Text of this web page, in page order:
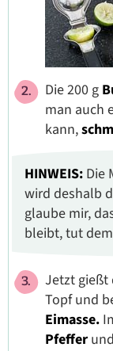
Die 200 g
man auch
kann,
HINWEIS: Die
wird deshalb
glaube mir,
bleibt, tut
Jetzt gießt
Topf und
Eimasse.
Pfeffer